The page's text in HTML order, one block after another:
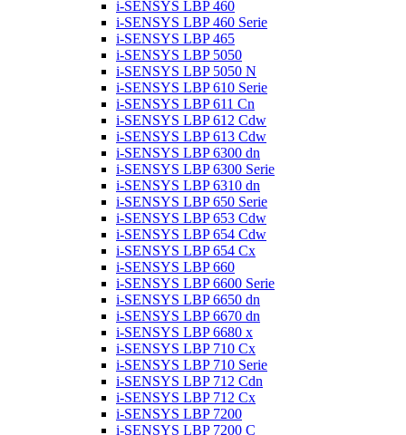
i-SENSYS LBP 460
i-SENSYS LBP 460 Serie
i-SENSYS LBP 465
i-SENSYS LBP 5050
i-SENSYS LBP 5050 N
i-SENSYS LBP 610 Serie
i-SENSYS LBP 611 Cn
i-SENSYS LBP 612 Cdw
i-SENSYS LBP 613 Cdw
i-SENSYS LBP 6300 dn
i-SENSYS LBP 6300 Serie
i-SENSYS LBP 6310 dn
i-SENSYS LBP 650 Serie
i-SENSYS LBP 653 Cdw
i-SENSYS LBP 654 Cdw
i-SENSYS LBP 654 Cx
i-SENSYS LBP 660
i-SENSYS LBP 6600 Serie
i-SENSYS LBP 6650 dn
i-SENSYS LBP 6670 dn
i-SENSYS LBP 6680 x
i-SENSYS LBP 710 Cx
i-SENSYS LBP 710 Serie
i-SENSYS LBP 712 Cdn
i-SENSYS LBP 712 Cx
i-SENSYS LBP 7200
i-SENSYS LBP 7200 C